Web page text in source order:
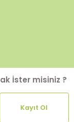
İster misiniz ?
Kayıt Ol